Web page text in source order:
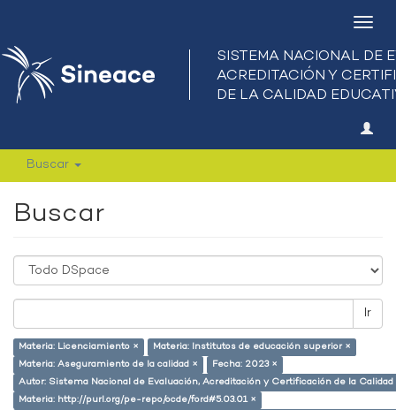
Buscar
Buscar
Ir
Materia: Licenciamiento ×
Materia: Institutos de educación superior ×
Materia: Aseguramiento de la calidad ×
Fecha: 2023 ×
Autor: Sistema Nacional de Evaluación, Acreditación y Certificación de la
Materia: http://purl.org/pe-repo/ocde/ford#5.03.01 ×